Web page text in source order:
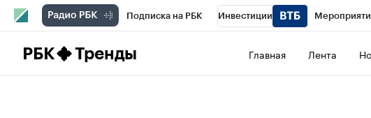
Подписка на РБК Инвестиции
РБК Тренды Главная Лента